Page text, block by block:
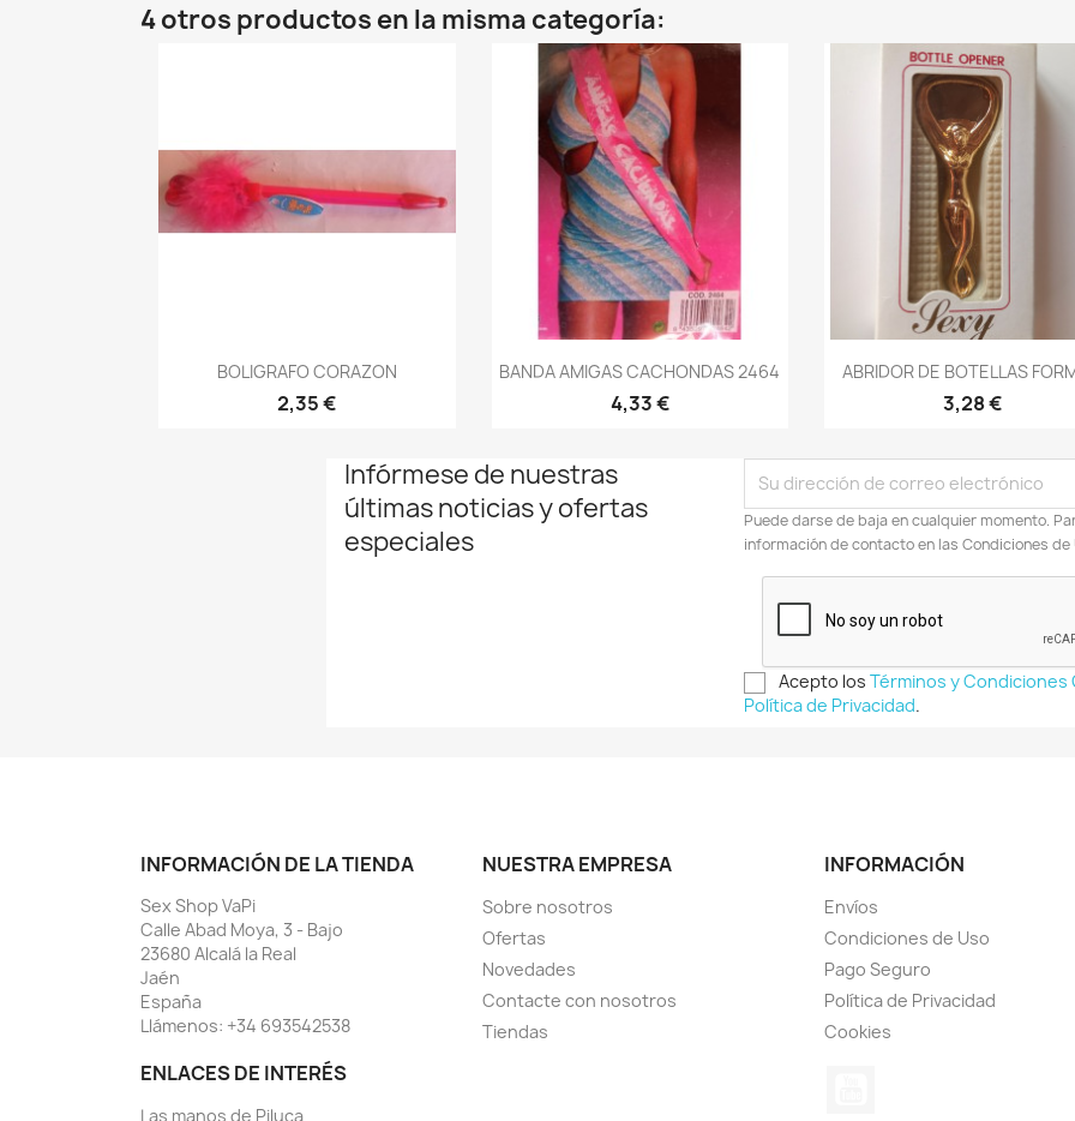
4 otros productos en la misma categoría:
Vista rápida
BOLIGRAFO CORAZON
2,35 €
Vista rápida
BANDA AMIGAS CACHONDAS 2464
4,33 €
Vista rápida
ABRIDOR DE BOTELLAS
3,28 €
Infórmese de nuestras
últimas noticias y ofertas
especiales
Puede darse de baja en cualquier momento.
información de contacto en las Condiciones de
Acepto losTérminos y Condiciones
Política de Privacidad.
INFORMACIÓN DE LA TIENDA
Sex Shop VaPi
Calle Abad Moya, 3 - Bajo
23680 Alcalá la Real
Jaén
España
Llámenos: +34 693542538
NUESTRA EMPRESA
Sobre nosotros
Ofertas
Novedades
Contacte con nosotros
Tiendas
INFORMACIÓN
Envíos
Condiciones de Uso
Pago Seguro
Política de Privacidad
Cookies
ENLACES DE INTERÉS
Las manos de Piluca